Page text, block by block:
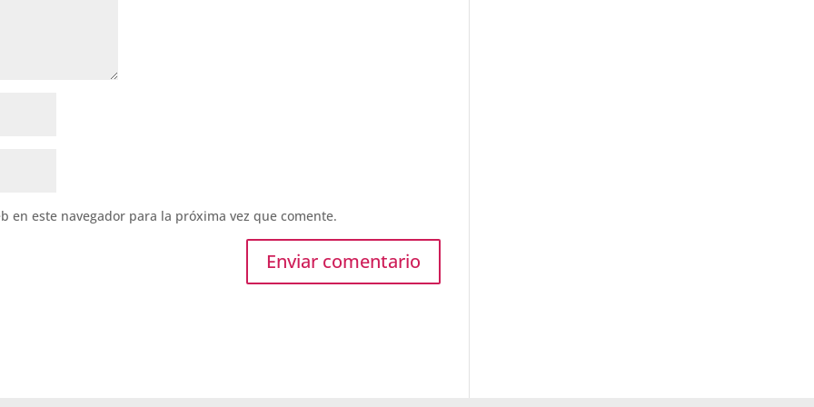
en este navegador para la próxima vez que comente.